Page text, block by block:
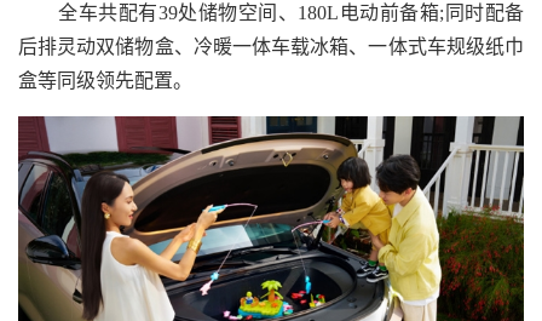
全车共配有39处储物空间、180L电动前备箱;同时配备
后排灵动双储物盒、冷暖一体车载冰箱、一体式车规级纸巾
盒等同级领先配置。